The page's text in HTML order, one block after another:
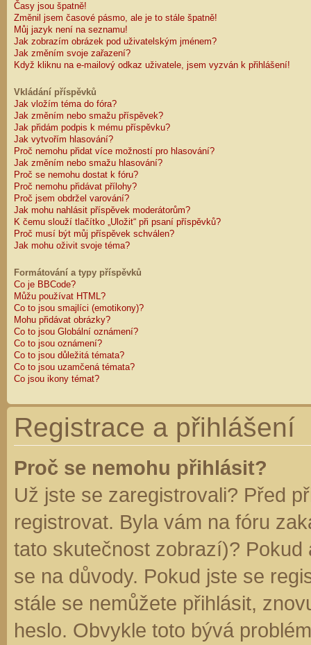
Časy jsou špatně!
Změnil jsem časové pásmo, ale je to stále špatně!
Můj jazyk není na seznamu!
Jak zobrazím obrázek pod uživatelským jménem?
Jak změním svoje zařazení?
Když kliknu na e-mailový odkaz uživatele, jsem vyzván k přihlášení!
Vkládání příspěvků
Jak vložím téma do fóra?
Jak změním nebo smažu příspěvek?
Jak přidám podpis k mému příspěvku?
Jak vytvořím hlasování?
Proč nemohu přidat více možností pro hlasování?
Jak změním nebo smažu hlasování?
Proč se nemohu dostat k fóru?
Proč nemohu přidávat přílohy?
Proč jsem obdržel varování?
Jak mohu nahlásit příspěvek moderátorům?
K čemu slouží tlačítko „Uložit“ při psaní příspěvků?
Proč musí být můj příspěvek schválen?
Jak mohu oživit svoje téma?
Formátování a typy příspěvků
Co je BBCode?
Můžu používat HTML?
Co to jsou smajlíci (emotikony)?
Mohu přidávat obrázky?
Co to jsou Globální oznámení?
Co to jsou oznámení?
Co to jsou důležitá témata?
Co to jsou uzamčená témata?
Co jsou ikony témat?
Registrace a přihlášení
Proč se nemohu přihlásit?
Už jste se zaregistrovali? Před
registrovat. Byla vám na fóru
tato skutečnost zobrazí)?
se na důvody. Pokud jste se
stále se nemůžete přihlásit,
heslo. Obvykle toto bývá